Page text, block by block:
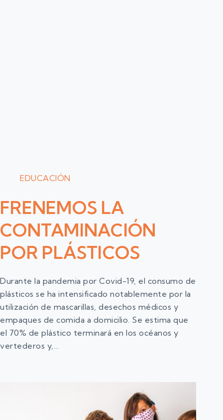
EDUCACIÓN
FRENEMOS LA
CONTAMINACIÓN
POR PLÁSTICOS
Durante la pandemia por Covid-19, el consumo de
plásticos se ha intensificado notablemente por la
utilización de mascarillas, desechos médicos y
empaques de comida a domicilio. Se estima que
el 70% de plástico terminará en los océanos y
vertederos y,…